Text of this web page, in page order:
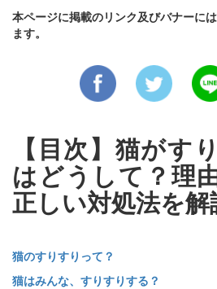
本ページに掲載のリンク及びバナーに
ます。
【目次】猫がす
はどうして？理
正しい対処法を解
猫のすりすりって？
猫はみんな、すりすりする？